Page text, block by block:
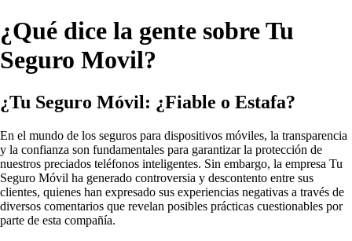
¿Qué dice la gente sobre Tu
Seguro Movil?
¿Tu Seguro Móvil: ¿Fiable o Estafa?
En el mundo de los seguros para dispositivos móviles, la transparencia
y la confianza son fundamentales para garantizar la protección de
nuestros preciados teléfonos inteligentes. Sin embargo, la empresa Tu
Seguro Móvil ha generado controversia y descontento entre sus
clientes, quienes han expresado sus experiencias negativas a través de
diversos comentarios que revelan posibles prácticas cuestionables por
parte de esta compañía.